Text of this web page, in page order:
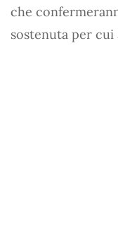
che
sostenuta per cui